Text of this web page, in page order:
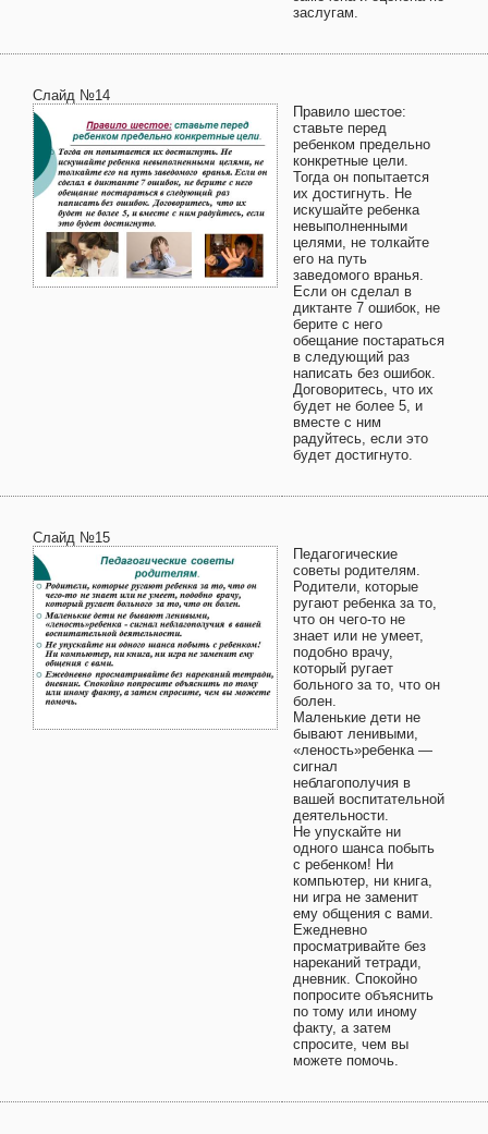
заслугам.
Слайд №14
Правило шестое:
ставьте перед
ребенком предельно
конкретные цели.
Тогда он попытается
их достигнуть. Не
искушайте ребенка
невыполненными
целями, не толкайте
его на путь
заведомого вранья.
Если он сделал в
диктанте 7 ошибок, не
берите с него
обещание постараться
в следующий раз
написать без ошибок.
Договоритесь, что их
будет не более 5, и
вместе с ним
радуйтесь, если это
будет достигнуто.
Слайд №15
Педагогические
советы родителям.
Родители, которые
ругают ребенка за то,
что он чего-то не
знает или не умеет,
подобно врачу,
который ругает
больного за то, что он
болен.
Маленькие дети не
бывают ленивыми,
«леность»ребенка —
сигнал
неблагополучия в
вашей воспитательной
деятельности.
Не упускайте ни
одного шанса побыть
с ребенком! Ни
компьютер, ни книга,
ни игра не заменит
ему общения с вами.
Ежедневно
просматривайте без
нареканий тетради,
дневник. Спокойно
попросите объяснить
по тому или иному
факту, а затем
спросите, чем вы
можете помочь.